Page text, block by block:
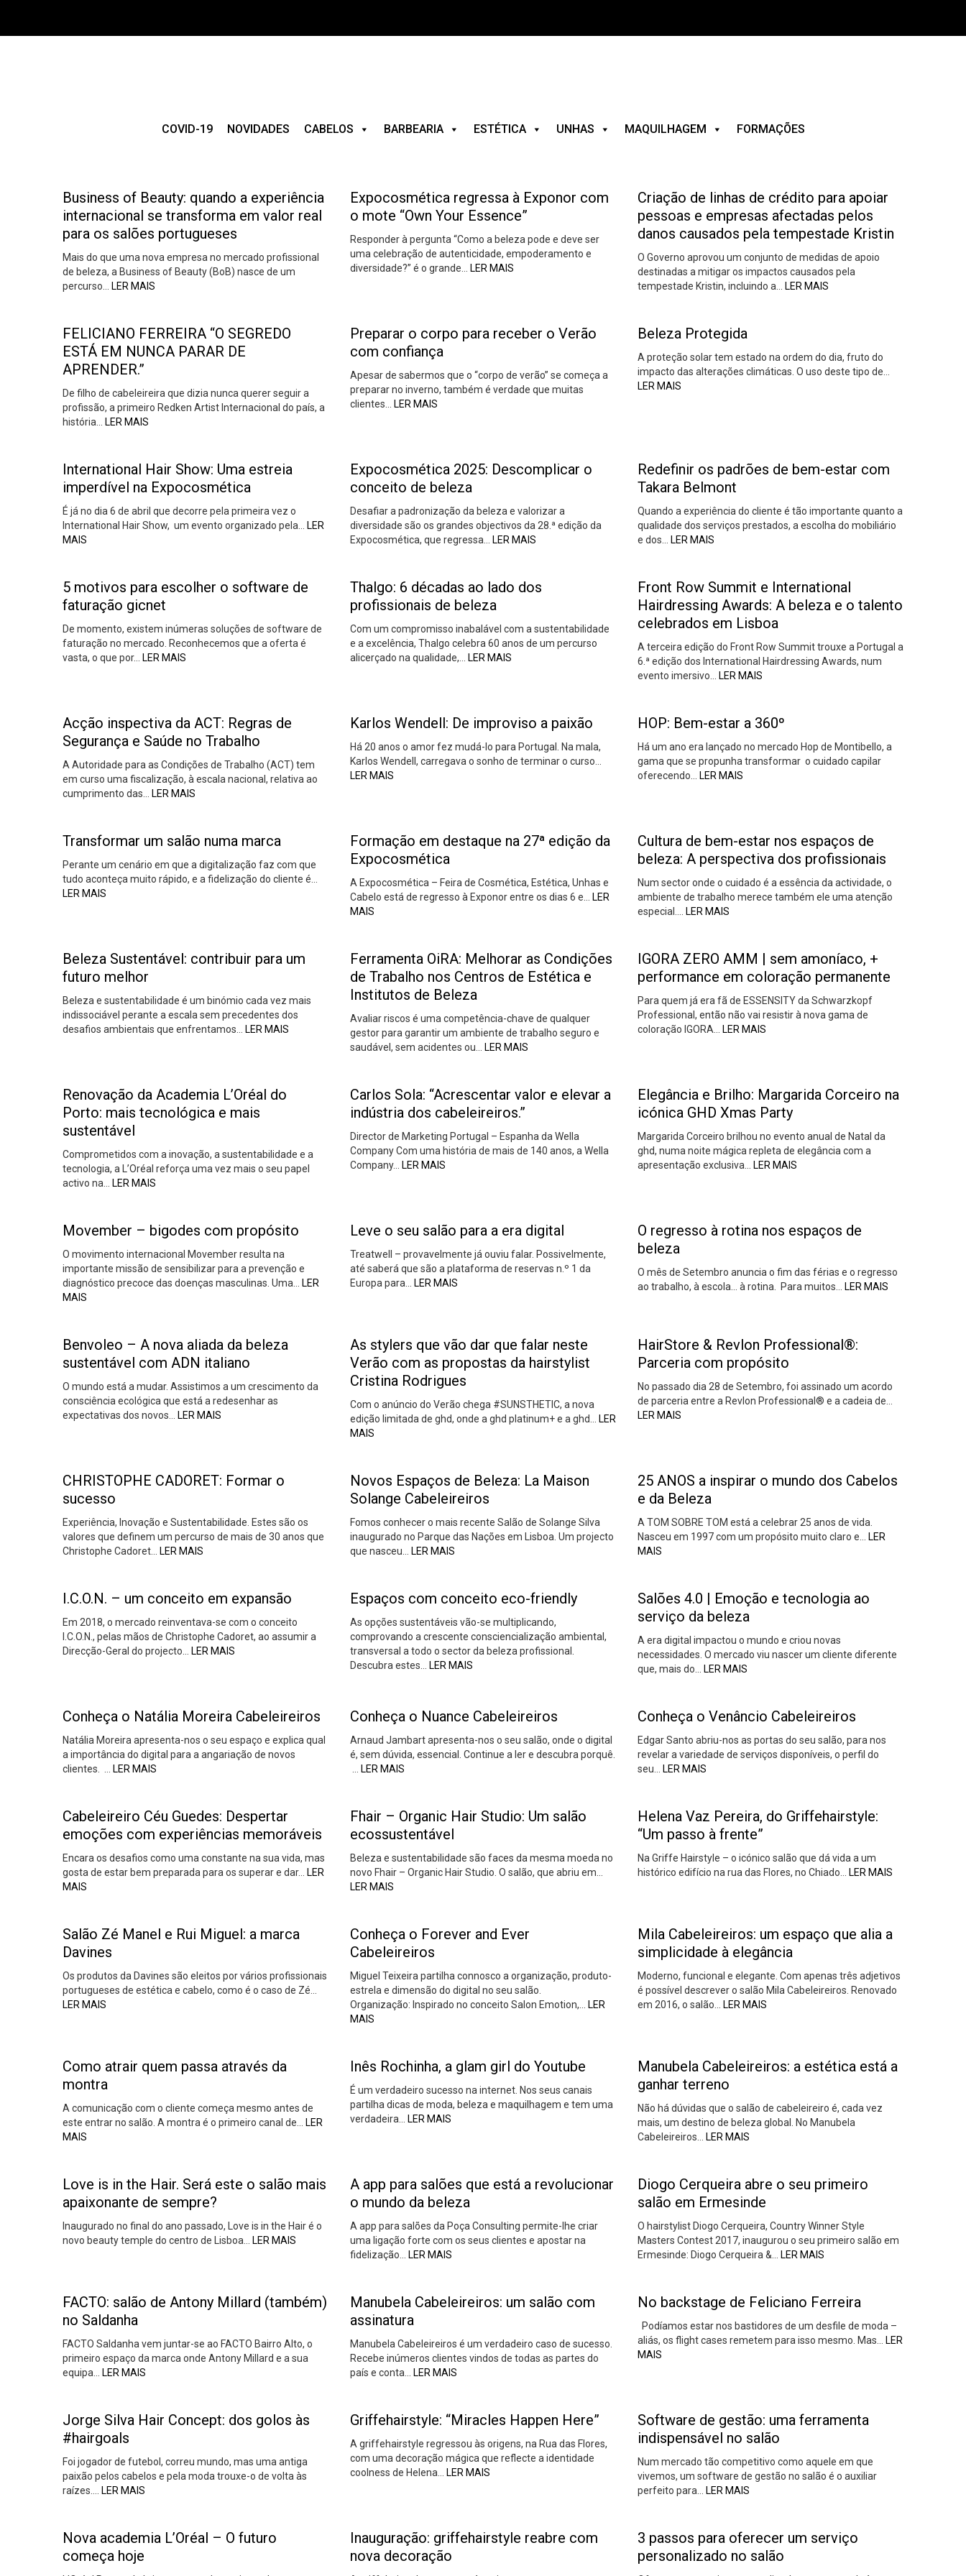
COVID-19 NOVIDADES CABELOS BARBEARIA ESTÉTICA UNHAS MAQUILHAGEM FORMAÇÕES
Business of Beauty: quando a experiência
internacional se transforma em valor real
para os salões portugueses
Mais do que uma nova empresa no mercado profissional
de beleza, a Business of Beauty (BoB) nasce de um
percurso…
LER MAIS
Expocosmética regressa à Exponor com
o mote “Own Your Essence”
Responder à pergunta “Como a beleza pode e deve ser
uma celebração de autenticidade, empoderamento e
diversidade?” é o grande…
LER MAIS
Criação de linhas de crédito para apoiar
pessoas e empresas afectadas pelos
danos causados pela tempestade Kristin
O Governo aprovou um conjunto de medidas de apoio
destinadas a mitigar os impactos causados pela
tempestade Kristin, incluindo a…
LER MAIS
FELICIANO FERREIRA “O SEGREDO
ESTÁ EM NUNCA PARAR DE
APRENDER.”
De filho de cabeleireira que dizia nunca querer seguir a
profissão, a primeiro Redken Artist Internacional do país, a
história…
LER MAIS
Preparar o corpo para receber o Verão
com confiança
Apesar de sabermos que o “corpo de verão” se começa a
preparar no inverno, também é verdade que muitas
clientes…
LER MAIS
Beleza Protegida
A proteção solar tem estado na ordem do dia, fruto do
impacto das alterações climáticas. O uso deste tipo de…
LER MAIS
International Hair Show: Uma estreia
imperdível na Expocosmética
É já no dia 6 de abril que decorre pela primeira vez o
International Hair Show, um evento organizado pela…
LER
MAIS
Expocosmética 2025: Descomplicar o
conceito de beleza
Desafiar a padronização da beleza e valorizar a
diversidade são os grandes objectivos da 28.ª edição da
Expocosmética, que regressa…
LER MAIS
Redefinir os padrões de bem-estar com
Takara Belmont
Quando a experiência do cliente é tão importante quanto a
qualidade dos serviços prestados, a escolha do mobiliário
e dos…
LER MAIS
5 motivos para escolher o software de
faturação gicnet
De momento, existem inúmeras soluções de software de
faturação no mercado. Reconhecemos que a oferta é
vasta, o que por…
LER MAIS
Thalgo: 6 décadas ao lado dos
profissionais de beleza
Com um compromisso inabalável com a sustentabilidade
e a excelência, Thalgo celebra 60 anos de um percurso
alicerçado na qualidade,…
LER MAIS
Front Row Summit e International
Hairdressing Awards: A beleza e o talento
celebrados em Lisboa
A terceira edição do Front Row Summit trouxe a Portugal a
6.ª edição dos International Hairdressing Awards, num
evento imersivo…
LER MAIS
Acção inspectiva da ACT: Regras de
Segurança e Saúde no Trabalho
A Autoridade para as Condições de Trabalho (ACT) tem
em curso uma fiscalização, à escala nacional, relativa ao
cumprimento das…
LER MAIS
Karlos Wendell: De improviso a paixão
Há 20 anos o amor fez mudá-lo para Portugal. Na mala,
Karlos Wendell, carregava o sonho de terminar o curso…
LER MAIS
HOP: Bem-estar a 360º
Há um ano era lançado no mercado Hop de Montibello, a
gama que se propunha transformar o cuidado capilar
oferecendo…
LER MAIS
Transformar um salão numa marca
Perante um cenário em que a digitalização faz com que
tudo aconteça muito rápido, e a fidelização do cliente é…
LER MAIS
Formação em destaque na 27ª edição da
Expocosmética
A Expocosmética – Feira de Cosmética, Estética, Unhas e
Cabelo está de regresso à Exponor entre os dias 6 e…
LER
MAIS
Cultura de bem-estar nos espaços de
beleza: A perspectiva dos profissionais
Num sector onde o cuidado é a essência da actividade, o
ambiente de trabalho merece também ele uma atenção
especial….
LER MAIS
Beleza Sustentável: contribuir para um
futuro melhor
Beleza e sustentabilidade é um binómio cada vez mais
indissociável perante a escala sem precedentes dos
desafios ambientais que enfrentamos…
LER MAIS
Ferramenta OiRA: Melhorar as Condições
de Trabalho nos Centros de Estética e
Institutos de Beleza
Avaliar riscos é uma competência-chave de qualquer
gestor para garantir um ambiente de trabalho seguro e
saudável, sem acidentes ou…
LER MAIS
IGORA ZERO AMM | sem amoníaco, +
performance em coloração permanente
Para quem já era fã de ESSENSITY da Schwarzkopf
Professional, então não vai resistir à nova gama de
coloração IGORA…
LER MAIS
Renovação da Academia L’Oréal do
Porto: mais tecnológica e mais
sustentável
Comprometidos com a inovação, a sustentabilidade e a
tecnologia, a L’Oréal reforça uma vez mais o seu papel
activo na…
LER MAIS
Carlos Sola: “Acrescentar valor e elevar a
indústria dos cabeleireiros.”
Director de Marketing Portugal – Espanha da Wella
Company Com uma história de mais de 140 anos, a Wella
Company…
LER MAIS
Elegância e Brilho: Margarida Corceiro na
icónica GHD Xmas Party
Margarida Corceiro brilhou no evento anual de Natal da
ghd, numa noite mágica repleta de elegância com a
apresentação exclusiva…
LER MAIS
Movember – bigodes com propósito
O movimento internacional Movember resulta na
importante missão de sensibilizar para a prevenção e
diagnóstico precoce das doenças masculinas. Uma…
LER
MAIS
Leve o seu salão para a era digital
Treatwell – provavelmente já ouviu falar. Possivelmente,
até saberá que são a plataforma de reservas n.º 1 da
Europa para…
LER MAIS
O regresso à rotina nos espaços de
beleza
O mês de Setembro anuncia o fim das férias e o regresso
ao trabalho, à escola… à rotina. Para muitos…
LER MAIS
Benvoleo – A nova aliada da beleza
sustentável com ADN italiano
O mundo está a mudar. Assistimos a um crescimento da
consciência ecológica que está a redesenhar as
expectativas dos novos…
LER MAIS
As stylers que vão dar que falar neste
Verão com as propostas da hairstylist
Cristina Rodrigues
Com o anúncio do Verão chega #SUNSTHETIC, a nova
edição limitada de ghd, onde a ghd platinum+ e a ghd…
LER
MAIS
HairStore & Revlon Professional®:
Parceria com propósito
No passado dia 28 de Setembro, foi assinado um acordo
de parceria entre a Revlon Professional® e a cadeia de…
LER MAIS
CHRISTOPHE CADORET: Formar o
sucesso
Experiência, Inovação e Sustentabilidade. Estes são os
valores que definem um percurso de mais de 30 anos que
Christophe Cadoret…
LER MAIS
Novos Espaços de Beleza: La Maison
Solange Cabeleireiros
Fomos conhecer o mais recente Salão de Solange Silva
inaugurado no Parque das Nações em Lisboa. Um projecto
que nasceu…
LER MAIS
25 ANOS a inspirar o mundo dos Cabelos
e da Beleza
A TOM SOBRE TOM está a celebrar 25 anos de vida.
Nasceu em 1997 com um propósito muito claro e…
LER
MAIS
I.C.O.N. – um conceito em expansão
Em 2018, o mercado reinventava-se com o conceito
I.C.O.N., pelas mãos de Christophe Cadoret, ao assumir a
Direcção-Geral do projecto…
LER MAIS
Espaços com conceito eco-friendly
As opções sustentáveis vão-se multiplicando,
comprovando a crescente consciencialização ambiental,
transversal a todo o sector da beleza profissional.
Descubra estes…
LER MAIS
Salões 4.0 | Emoção e tecnologia ao
serviço da beleza
A era digital impactou o mundo e criou novas
necessidades. O mercado viu nascer um cliente diferente
que, mais do…
LER MAIS
Conheça o Natália Moreira Cabeleireiros
Natália Moreira apresenta-nos o seu espaço e explica qual
a importância do digital para a angariação de novos
clientes. …
LER MAIS
Conheça o Nuance Cabeleireiros
Arnaud Jambart apresenta-nos o seu salão, onde o digital
é, sem dúvida, essencial. Continue a ler e descubra porquê.
LER MAIS
Conheça o Venâncio Cabeleireiros
Edgar Santo abriu-nos as portas do seu salão, para nos
revelar a variedade de serviços disponíveis, o perfil do
seu…
LER MAIS
Cabeleireiro Céu Guedes: Despertar
emoções com experiências memoráveis
Encara os desafios como uma constante na sua vida, mas
gosta de estar bem preparada para os superar e dar…
LER
MAIS
Fhair – Organic Hair Studio: Um salão
ecossustentável
Beleza e sustentabilidade são faces da mesma moeda no
novo Fhair – Organic Hair Studio. O salão, que abriu em…
LER MAIS
Helena Vaz Pereira, do Griffehairstyle:
“Um passo à frente”
Na Griffe Hairstyle – o icónico salão que dá vida a um
histórico edifício na rua das Flores, no Chiado…
LER MAIS
Salão Zé Manel e Rui Miguel: a marca
Davines
Os produtos da Davines são eleitos por vários profissionais
portugueses de estética e cabelo, como é o caso de Zé…
LER MAIS
Conheça o Forever and Ever
Cabeleireiros
Miguel Teixeira partilha connosco a organização, produto-
estrela e dimensão do digital no seu salão.
Organização: Inspirado no conceito Salon Emotion,…
LER
MAIS
Mila Cabeleireiros: um espaço que alia a
simplicidade à elegância
Moderno, funcional e elegante. Com apenas três adjetivos
é possível descrever o salão Mila Cabeleireiros. Renovado
em 2016, o salão…
LER MAIS
Como atrair quem passa através da
montra
A comunicação com o cliente começa mesmo antes de
este entrar no salão. A montra é o primeiro canal de…
LER
MAIS
Inês Rochinha, a glam girl do Youtube
É um verdadeiro sucesso na internet. Nos seus canais
partilha dicas de moda, beleza e maquilhagem e tem uma
verdadeira…
LER MAIS
Manubela Cabeleireiros: a estética está a
ganhar terreno
Não há dúvidas que o salão de cabeleireiro é, cada vez
mais, um destino de beleza global. No Manubela
Cabeleireiros…
LER MAIS
Love is in the Hair. Será este o salão mais
apaixonante de sempre?
Inaugurado no final do ano passado, Love is in the Hair é o
novo beauty temple do centro de Lisboa…
LER MAIS
A app para salões que está a revolucionar
o mundo da beleza
A app para salões da Poça Consulting permite-lhe criar
uma ligação forte com os seus clientes e apostar na
fidelização…
LER MAIS
Diogo Cerqueira abre o seu primeiro
salão em Ermesinde
O hairstylist Diogo Cerqueira, Country Winner Style
Masters Contest 2017, inaugurou o seu primeiro salão em
Ermesinde: Diogo Cerqueira &…
LER MAIS
FACTO: salão de Antony Millard (também)
no Saldanha
FACTO Saldanha vem juntar-se ao FACTO Bairro Alto, o
primeiro espaço da marca onde Antony Millard e a sua
equipa…
LER MAIS
Manubela Cabeleireiros: um salão com
assinatura
Manubela Cabeleireiros é um verdadeiro caso de sucesso.
Recebe inúmeros clientes vindos de todas as partes do
país e conta…
LER MAIS
No backstage de Feliciano Ferreira
Podíamos estar nos bastidores de um desfile de moda –
aliás, os flight cases remetem para isso mesmo. Mas…
LER
MAIS
Jorge Silva Hair Concept: dos golos às
#hairgoals
Foi jogador de futebol, correu mundo, mas uma antiga
paixão pelos cabelos e pela moda trouxe-o de volta às
raízes….
LER MAIS
Griffehairstyle: “Miracles Happen Here”
A griffehairstyle regressou às origens, na Rua das Flores,
com uma decoração mágica que reflecte a identidade
coolness de Helena…
LER MAIS
Software de gestão: uma ferramenta
indispensável no salão
Num mercado tão competitivo como aquele em que
vivemos, um software de gestão no salão é o auxiliar
perfeito para…
LER MAIS
Nova academia L’Oréal – O futuro
começa hoje
Inauguração: griffehairstyle reabre com
nova decoração
3 passos para oferecer um serviço
personalizado no salão